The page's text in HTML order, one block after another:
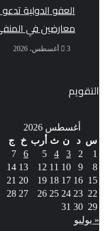
العفو الدولية
معارضين في
3 أغسطس، 2026
التقويم
أغسطس 2026
س د ن ث أرب خ
ج
1
2
3
4
5
6
7
8
9
10
11
12
13
14
15
16
17
18
19
20
21
22
23
24
25
26
27
28
29
30
31
« يوليو